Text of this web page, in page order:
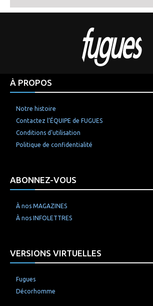
À PROPOS
Notre histoire
Contactez l’ÉQUIPE de FUGUES
Conditions d’utilisation
Politique de confidentialité
ABONNEZ-VOUS
À nos MAGAZINES
À nos INFOLETTRES
VERSIONS VIRTUELLES
Fugues
Décorhomme